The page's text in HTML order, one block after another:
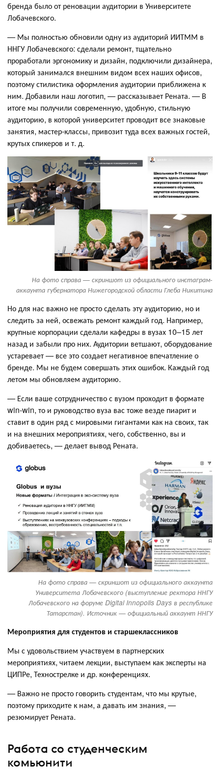
бренда было от реновации аудитории в Университете
Лобачевского.
— Мы полностью обновили одну из аудиторий ИИТММ в
ННГУ Лобачевского: сделали ремонт, тщательно
проработали эргономику и дизайн, подключили дизайнера,
который занимался внешним видом всех наших офисов,
поэтому стилистика оформления аудитории приближена к
ним. Добавили наш логотип, — рассказывает Рената. — В
итоге мы получили современную, удобную, стильную
аудиторию, в которой университет проводит все знаковые
занятия, мастер-классы, привозит туда всех важных гостей,
крутых спикеров и т. д.
На фото справа — скриншот из официального инстаграм-
аккаунта губернатора Нижегородской области Глеба Никитина
Но для нас важно не просто сделать эту аудиторию, но и
следить за ней, освежать ремонт каждый год. Например,
крупные корпорации сделали кафедры в вузах 10–15 лет
назад и забыли про них. Аудитории ветшают, оборудование
устаревает — все это создает негативное впечатление о
бренде. Мы не будем совершать этих ошибок. Каждый год
летом мы обновляем аудиторию.
— Если ваше сотрудничество с вузом проходит в формате
win-win, то и руководство вуза вас тоже везде пиарит и
ставит в один ряд с мировыми гигантами как на своих, так
и на внешних мероприятиях, чего, собственно, вы и
добиваетесь, — делает вывод Рената.
На фото справа — скриншот из официального аккаунта
Университета Лобачевского (выступление ректора ННГУ
Лобачевского на форуме Digital Innopolis Days в республике
Татарстан). Источник — официальный аккаунт ННГУ
Мероприятия для студентов и старшеклассников
Мы с удовольствием участвуем в партнерских
мероприятиях, читаем лекции, выступаем как эксперты на
ЦИПРе, Технострелке и др. конференциях.
— Важно не просто говорить студентам, что мы крутые,
поэтому приходите к нам, а давать им знания, —
резюмирует Рената.
Работа со студенческим
комьюнити